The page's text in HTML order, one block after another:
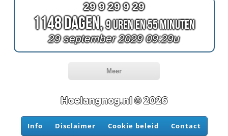
29 9 29 9 29
1148 Dagen,9 Uren en 55 Minuten
29 september 2029 09:29u
Meer
Hoelangnog.nl © 2026
Info Disclaimer Cookie beleid Contact